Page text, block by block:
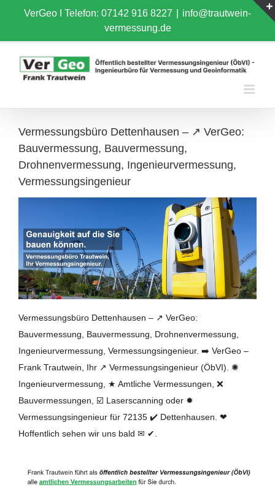
content
VerGeo I Telefon: 07142 916 8227
info@trautwein-
vermessung.de
Vermessungsbüro Dettenhausen – ↗️ VerGeo:
Bauvermessung, Bauvermessung,
Drohnenvermessung, Ingenieurvermessung,
Vermessungsingenieur
Vermessungsbüro Dettenhausen – ↗️ VerGeo:
Bauvermessung, Bauvermessung, Drohnenvermessung,
Ingenieurvermessung, Vermessungsingenieur. ➡️ VerGeo –
Frank Trautwein, Ihr ↗️ Vermessungsingenieur (ÖbVI). ✺
Ingenieurvermessung, ★ Amtliche Vermessungen, ❌
Bauvermessungen, ☑️ Laserscanning oder ✹
Vermessungsingenieur für 72135 ✔️ Dettenhausen. ❤
Hoffentlich sehen wir uns bald ✉ ✔.